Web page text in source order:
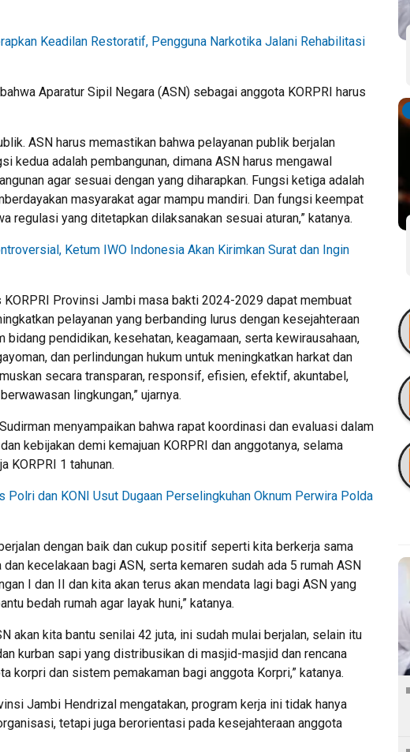
Keadilan Restoratif, Pengguna Narkotika Jalani Rehabilitasi
Aparatur Sipil Negara (ASN) sebagai anggota KORPRI harus
ASN harus memastikan bahwa pelayanan publik berjalan
kedua adalah pembangunan, dimana ASN harus mengawal
agar sesuai dengan yang diharapkan. Fungsi ketiga adalah
masyarakat agar mampu mandiri. Dan fungsi keempat
regulasi yang ditetapkan dilaksanakan sesuai aturan,” katanya.
Ketum IWO Indonesia Akan Kirimkan Surat dan Ingin
KORPRI Provinsi Jambi masa bakti 2024-2029 dapat membuat
pelayanan yang berbanding lurus dengan kesejahteraan
bidang pendidikan, kesehatan, keagamaan, serta kewirausahaan,
dan perlindungan hukum untuk meningkatkan harkat dan
secara transparan, responsif, efisien, efektif, akuntabel,
lingkungan,” ujarnya.
menyampaikan bahwa rapat koordinasi dan evaluasi dalam
kebijakan demi kemajuan KORPRI dan anggotanya, selama
KORPRI 1 tahunan.
Polri dan KONI Usut Dugaan Perselingkuhan Oknum Perwira Polda
dengan baik dan cukup positif seperti kita berkerja sama
kecelakaan bagi ASN, serta kemaren sudah ada 5 rumah ASN
I dan II dan kita akan terus akan mendata lagi bagi ASN yang
bedah rumah agar layak huni,” katanya.
akan kita bantu senilai 42 juta, ini sudah mulai berjalan, selain itu
kurban sapi yang distribusikan di masjid-masjid dan rencana
korpri dan sistem pemakaman bagi anggota Korpri,” katanya.
Jambi Hendrizal mengatakan, program kerja ini tidak hanya
tetapi juga berorientasi pada kesejahteraan anggota